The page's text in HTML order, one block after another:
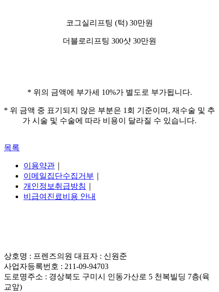
코그실리프팅 (턱) 30만원
더블로리프팅 300샷 30만원
* 위의 금액에 부가세 10%가 별도로 부가됩니다.
* 위 금액 중 표기되지 않은 부분은 1회 기준이며, 재수술 및 추
가 시술 및 수술에 따라 비용이 달라질 수 있습니다.
목록
이용약관
이메일집단수집거부
개인정보취급방침
비급여진료비용 안내
상호명 : 프렌즈의원 대표자 : 신원준
사업자등록번호 : 211-09-94703
도로명주소 : 경상북도 구미시 인동가산로 5 천복빌딩 7층(육
교앞)